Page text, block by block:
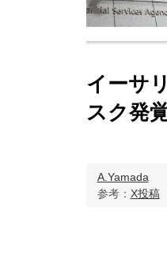
イーサ
スク発
A.Yamada
参考： X投稿